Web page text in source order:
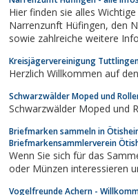
Presse und TV
Hier finden sie alles Wichtige
Narrenzunft Hüfingen, den Narrenrat, die Figuren, die Bräuche
sowie
Kreisjägervereinigung
Herzlich Willkommen auf
Schwarzwälder Moped und
Schwarzwälder Moped und
Briefmarken sammeln in
Briefmarkensammlerverein
Wenn Sie sich für das Sammeln von
oder Münzen interessieren
Vogelfreunde Achern -